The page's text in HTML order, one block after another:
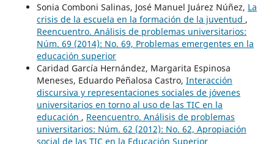
Sonia Comboni Salinas, José Manuel Juárez Núñez, La
crisis de la escuela en la formación de la juventud ,
Reencuentro. Análisis de problemas universitarios:
Núm. 69 (2014): No. 69, Problemas emergentes en la
educación superior
Caridad García Hernández, Margarita Espinosa
Meneses, Eduardo Peñalosa Castro, Interacción
discursiva y representaciones sociales de jóvenes
universitarios en torno al uso de las TIC en la
educación , Reencuentro. Análisis de problemas
universitarios: Núm. 62 (2012): No. 62, Apropiación
social de las TIC en la Educación Superior